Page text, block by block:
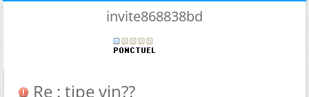
invite868838bd
Re : tipe vin??